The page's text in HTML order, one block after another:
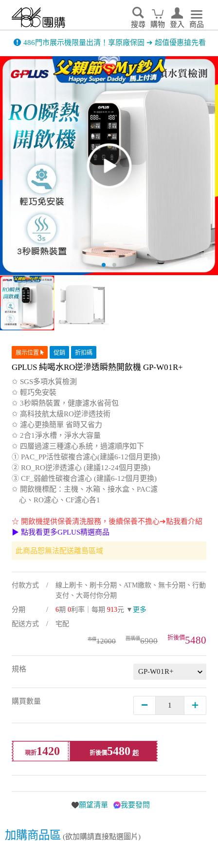
搜尋 購物 登入 商品
486門市展示機限量出清！享原廠保固 ➔ 超值優惠搶先看
展示位置 促銷 折扣碼
GPLUS 純喝水RO逆滲透瞬熱開飲機 GP-W01R+
✩ SGS多項水質檢測
✩ 輕巧免安裝
✩ 3秒瞬熱裝置，健康濾水省荷包
✩ 高科技航太級RO逆滲透技術
✩ 濾心更換簡單 省時又省力
✩ 2合1淨水槽，淨水大容量
✩ 四層過濾三種濾心系統，過濾順序如下
① PAC_PP活性碳複合濾心(建議6-12個月更換)
② RO_RO逆滲透濾心 (建議12-24個月更換)
③ CF_弱鹼性碳複合濾心 (建議6-12個月更換)
✩ 開飲機標配：主機、水箱、接水盒、PAC濾
心、RO濾心、CF濾心各1
☆ 開飲機提供保養清洗服務，後續保養不擔心➔點我看介紹
▶ 點我看更多GPLUS精選商品
此商品恕無法配送離島區域
付款方式
線上刷卡、刷卡分期、ATM繳款、無卡分期、行動
支付、大哥付你分期
分期
6期 0利率｜每期 913元 ▼ 更多
配送方式
宅配
12000 6900 5480
規格
購買數量
現折1420 折後價5480
願望清單 我要發問
加購商品區 (欲加購請直接點選圖片)